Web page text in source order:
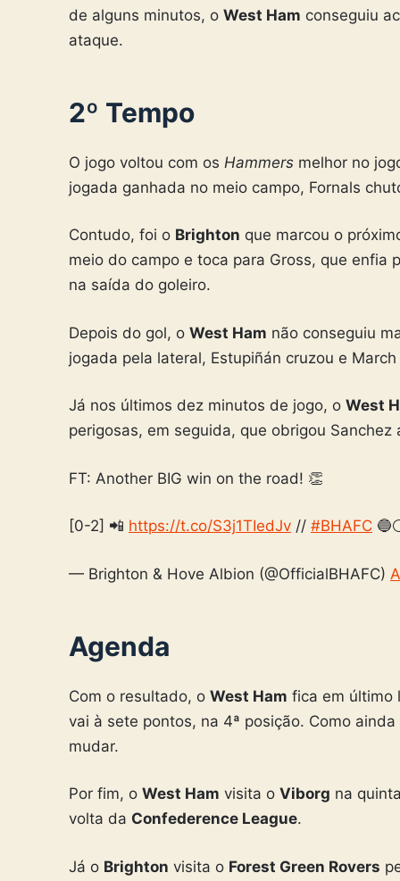
de alguns minutos, o West Ham conseguiu
ataque.
2º Tempo
O jogo voltou com os Hammers melhor no
jogada ganhada no meio campo, Fornals
Contudo, foi o Brighton que marcou o
meio do campo e toca para Gross, que enfia
na saída do goleiro.
Depois do gol, o West Ham não conseguiu
jogada pela lateral, Estupiñán cruzou e
Já nos últimos dez minutos de jogo, o West
perigosas, em seguida, que obrigou
FT: Another BIG win on the road! 👏
[0-2] 📲 https://t.co/S3j1TIedJv // #BHAFC
— Brighton & Hove Albion (@OfficialBHAFC)
Agenda
Com o resultado, o West Ham fica em último
vai à sete pontos, na 4ª posição. Como
mudar.
Por fim, o West Ham visita o Viborg na
volta da Confederence League.
Já o Brighton visita o Forest Green Rovers